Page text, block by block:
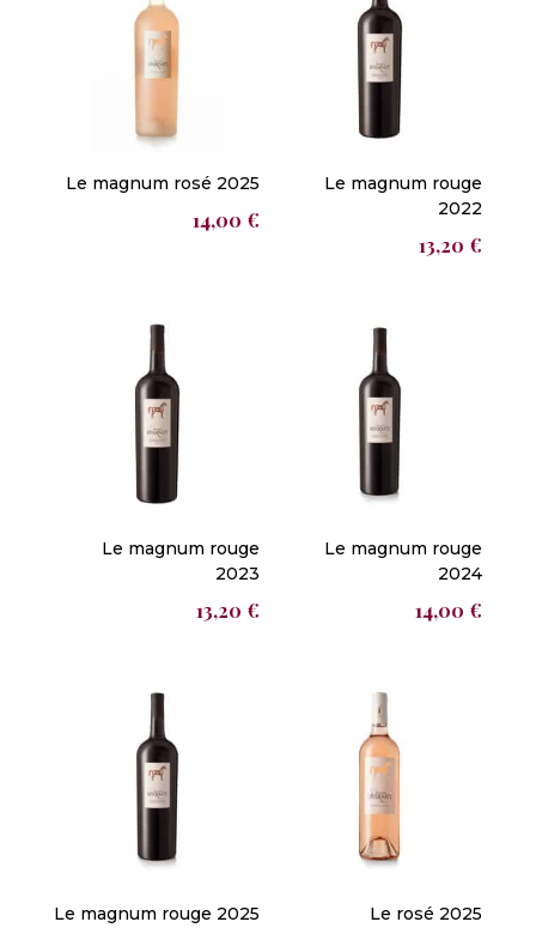
Le magnum rosé 2025
14,00 €
Le magnum rouge
2022
13,20 €
Le magnum rouge
2023
13,20 €
Le magnum rouge
2024
14,00 €
Le magnum rouge 2025 Le rosé 2025